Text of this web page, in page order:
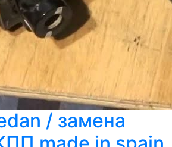
/ замена